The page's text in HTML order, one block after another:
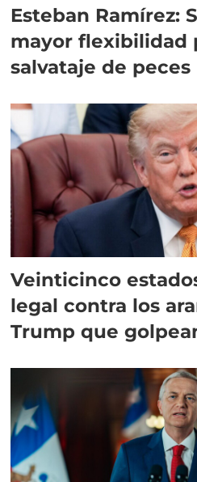
Esteban Ramírez:
mayor flexibilidad
salvataje de peces
Veinticinco
legal contra los
Trump que